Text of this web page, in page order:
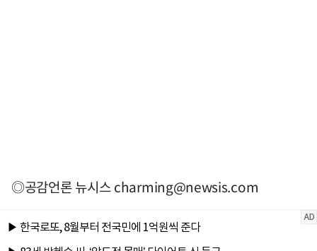
◎공감언론 뉴시스charming@newsis.com